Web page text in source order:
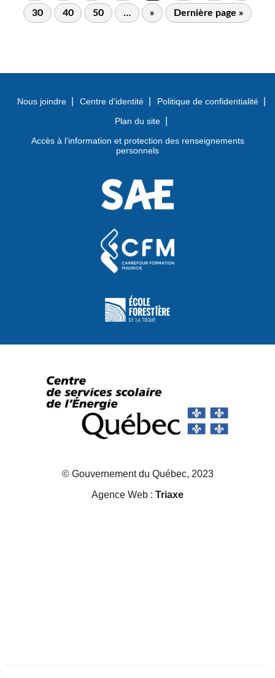
30 40 50 … » Dernière page »
Nous joindre Centre d’identité
Politique de confidentialité
Plan du site
Accès à l’information et protection des renseignements
personnels
© Gouvernement du Québec, 2023
Agence Web : Triaxe